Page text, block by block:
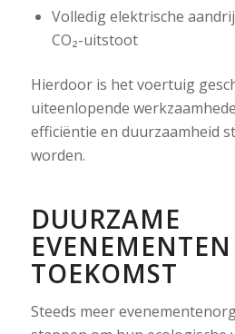
Volledig elektrische
CO₂-uitstoot
Hierdoor is het voertuig
uiteenlopende
efficiëntie en duurzaamheid
worden.
DUURZAME
TOEKOMST
Steeds meer